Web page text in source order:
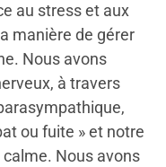
au stress et aux
manière de gérer
Nous avons
à travers
ou fuite » et notre
Nous avons